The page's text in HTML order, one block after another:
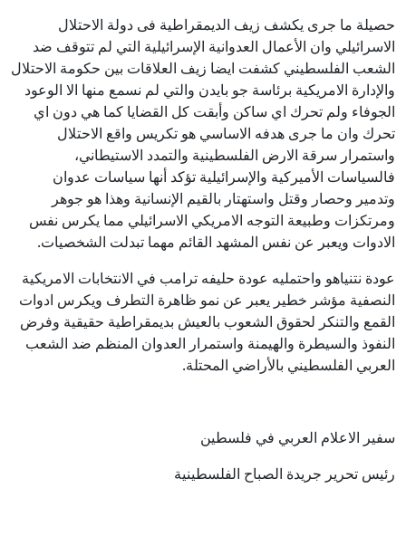
حصيلة ما جرى يكشف زيف الديمقراطية فى دولة الاحتلال
الاسرائيلي وان الأعمال العدوانية الإسرائيلية التي لم تتوقف ضد
الشعب الفلسطيني كشفت ايضا زيف العلاقات بين حكومة الاحتلال
والإدارة الامريكية برئاسة جو بايدن والتي لم نسمع منها الا الوعود
الجوفاء ولم تحرك اي ساكن وأبقت كل القضايا كما هي دون اي
تحرك وان ما جرى هدفه الاساسي هو تكريس واقع الاحتلال
واستمرار سرقة الارض الفلسطينية والتمدد الاستيطاني،
فالسياسات الأميركية والإسرائيلية تؤكد أنها سياسات عدوان
وتدمير وحصار وقتل واستهتار بالقيم الإنسانية وهذا هو جوهر
ومرتكزات وطبيعة التوجه الامريكي الاسرائيلي مما يكرس نفس
الادوات ويعبر عن نفس المشهد القائم مهما تبدلت الشخصيات.
عودة نتنياهو واحتمليه عودة حليفه ترامب في الانتخابات الامريكية
النصفية مؤشر خطير يعبر عن نمو ظاهرة التطرف ويكرس ادوات
القمع والتنكر لحقوق الشعوب بالعيش بديمقراطية حقيقية وفرض
النفوذ والسيطرة والهيمنة واستمرار العدوان المنظم ضد الشعب
العربي الفلسطيني بالأراضي المحتلة.
سفير الاعلام العربي في فلسطين
رئيس تحرير جريدة الصباح الفلسطينية